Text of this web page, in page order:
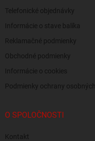
Telefonické objednávky
Informácie o stave balíka
Reklamačné podmienky
Obchodné podmienky
Informácie o cookies
Podmienky ochrany
O SPOLOČNOSTI
Kontakt